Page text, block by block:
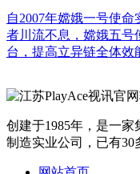
自2007年嫦娥一号使
者川流不息，嫦娥五号
台，提高立异链全体效
创建于1985年，是一
制造实业公司，已有30